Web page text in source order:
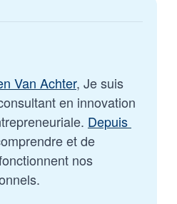
Van Achter, Je suis
en innovation
Depuis
et de
nos